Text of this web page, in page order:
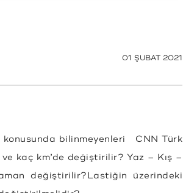
01 ŞUBAT 2021
konusunda bilinmeyenleri CNN Türk
kaç km’de değiştirilir? Yaz – Kış –
değiştirilir?Lastiğin üzerindeki